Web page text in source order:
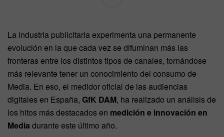
La industria publicitaria experimenta una permanente
evolución en la que cada vez se difuminan más las
fronteras entre los distintos tipos de canales, tornándose
más relevante tener un conocimiento del consumo de
Media. En eso, el medidor oficial de las audiencias
digitales en España, GfK DAM, ha realizado un análisis de
los hitos más destacados en medición e innovación en
Media durante este último año.